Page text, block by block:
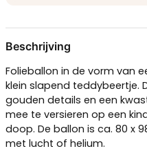
Beschrijving
Folieballon in de vorm van
klein slapend teddybeertje.
gouden details en een
mee te versieren op een
doop. De ballon is ca. 80 x
met lucht of helium.